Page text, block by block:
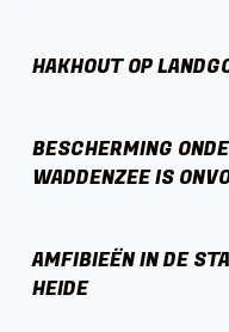
HAKHOUT OP
BESCHERMING
WADDENZEE IS
AMFIBIEËN IN DE
HEIDE